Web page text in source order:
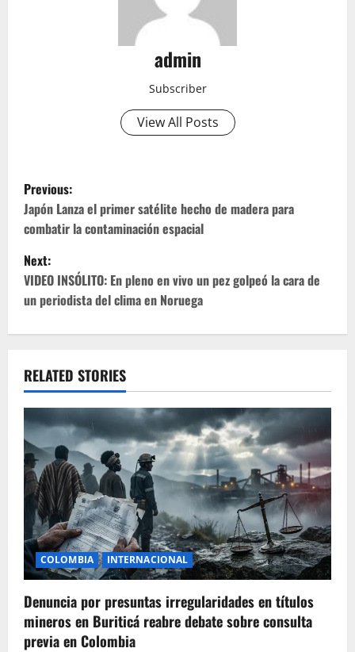
admin
Subscriber
View All Posts
P
o
s
t
n
v
i
g
a
t
i
o
n
Previous:
Japón Lanza el primer satélite hecho de madera para
combatir la contaminación espacial
Next:
VIDEO INSÓLITO: En pleno en vivo un pez golpeó la cara de
un periodista del clima en Noruega
RELATED STORIES
COLOMBIA INTERNACIONAL
Denuncia por presuntas irregularidades en títulos
mineros en Buriticá reabre debate sobre consulta
previa en Colombia